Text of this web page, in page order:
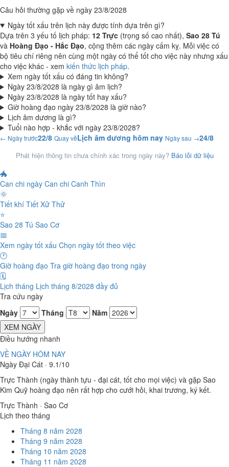
Câu hỏi thường gặp về ngày 23/8/2028
Ngày tốt xấu trên lịch này được tính dựa trên gì?
Dựa trên 3 yếu tố lịch pháp: 12 Trực (trọng số cao nhất), Sao 28 Tú
và Hoàng Đạo - Hắc Đạo, cộng thêm các ngày cấm kỵ. Mỗi việc có
bộ tiêu chí riêng nên cùng một ngày có thể tốt cho việc này nhưng xấu
cho việc khác - xem kiến thức lịch pháp.
Xem ngày tốt xấu có đáng tin không?
Ngày 23/8/2028 là ngày gì âm lịch?
Ngày 23/8/2028 là ngày tốt hay xấu?
Giờ hoàng đạo ngày 23/8/2028 là giờ nào?
Lịch âm dương là gì?
Tuổi nào hợp - khắc với ngày 23/8/2028?
← Ngày trước22/8 Quay vềLịch âm dương hôm nay Ngày sau →24/8
Phát hiện thông tin chưa chính xác trong ngày này? Báo lỗi dữ liệu
🐲
Can chi ngày Can chi Canh Thìn
🌞
Tiết khí Tiết Xử Thử
⭐
Sao 28 Tú Sao Cơ
📅
Xem ngày tốt xấu Chọn ngày tốt theo việc
🕐
Giờ hoàng đạo Tra giờ hoàng đạo trong ngày
🗓️
Lịch tháng Lịch tháng 8/2028 đầy đủ
Tra cứu ngày
Ngày
Tháng
Năm
XEM NGÀY
Điều hướng nhanh
VỀ NGÀY HÔM NAY
Ngày Đại Cát · 9.1/10
Trực Thành (ngày thành tựu - đại cát, tốt cho mọi việc) và gặp Sao
Kim Quỹ hoàng đạo nên rất hợp cho cưới hỏi, khai trương, ký kết.
Trực Thành · Sao Cơ
Lịch theo tháng
Tháng 8 năm 2028
Tháng 9 năm 2028
Tháng 10 năm 2028
Tháng 11 năm 2028